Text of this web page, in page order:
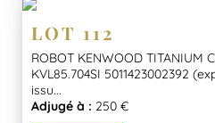
LOT 112
ROBOT KENWOOD TITANIUM
KVL85.704SI 5011423002392
issu...
Adjugé à : 250 €